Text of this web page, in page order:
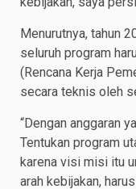
Menurutnya, tahun
seluruh program
(Rencana Kerja
secara teknis oleh
“Dengan anggaran
Tentukan program
karena visi misi itu
arah kebijakan,